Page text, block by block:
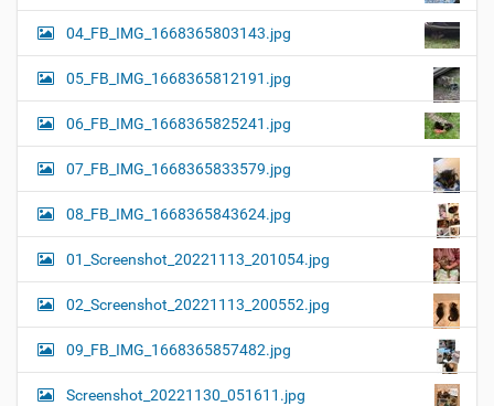
04_FB_IMG_1668365803143.jpg
05_FB_IMG_1668365812191.jpg
06_FB_IMG_1668365825241.jpg
07_FB_IMG_1668365833579.jpg
08_FB_IMG_1668365843624.jpg
01_Screenshot_20221113_201054.jpg
02_Screenshot_20221113_200552.jpg
09_FB_IMG_1668365857482.jpg
Screenshot_20221130_051611.jpg